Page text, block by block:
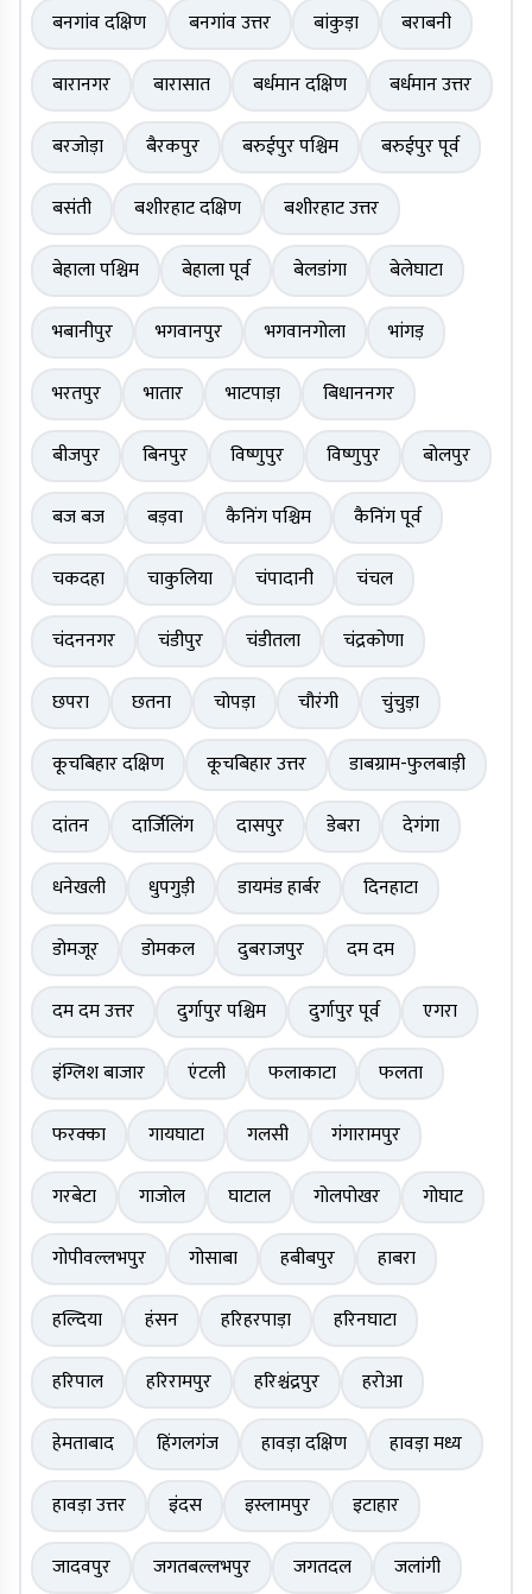
बनगांव दक्षिण
बनगांव उत्तर बांकुड़ा
बराबनी
बारानगर
बारासात बर्धमान दक्षिण
बर्धमान उत्तर
बरजोड़ा
बैरकपुर बरुईपुर पश्चिम
बरुईपुर पूर्व
बसंती
बशीरहाट दक्षिण
बशीरहाट उत्तर
बेहाला पश्चिम
बेहाला पूर्व बेलडांगा
बेलेघाटा
भबानीपुर
भगवानपुर भगवानगोला
भांगड़
भरतपुर
भातार भाटपाड़ा
बिधाननगर
बीजपुर
बिनपुर विष्णुपुर विष्णुपुर
बोलपुर
बज बज
बड़वा कैनिंग पश्चिम
कैनिंग पूर्व
चकदहा
चाकुलिया चंपादानी
चंचल
चंदननगर
चंडीपुर चंडीतला
चंद्रकोणा
छपरा
छतना चोपड़ा चौरंगी
चुंचुड़ा
कूचबिहार दक्षिण
कूचबिहार उत्तर
डाबग्राम-फुलबाड़ी
दांतन
दार्जिलिंग दासपुर डेबरा
देगंगा
धनेखली
धुपगुड़ी डायमंड हार्बर
दिनहाटा
डोमजूर
डोमकल दुबराजपुर
दम दम
दम दम उत्तर
दुर्गापुर पश्चिम दुर्गापुर पूर्व
एगरा
इंग्लिश बाजार
एंटली फलाकाटा
फलता
फरक्का
गायघाटा गलसी
गंगारामपुर
गरबेटा
गाजोल घाटाल गोलपोखर
गोघाट
गोपीवल्लभपुर
गोसाबा हबीबपुर
हाबरा
हल्दिया
हंसन हरिहरपाड़ा
हरिनघाटा
हरिपाल
हरिरामपुर हरिश्चंद्रपुर
हरोआ
हेमताबाद
हिंगलगंज हावड़ा दक्षिण
हावड़ा मध्य
हावड़ा उत्तर
इंदस इस्लामपुर
इटाहार
जादवपुर
जगतबल्लभपुर जगतदल
जलांगी